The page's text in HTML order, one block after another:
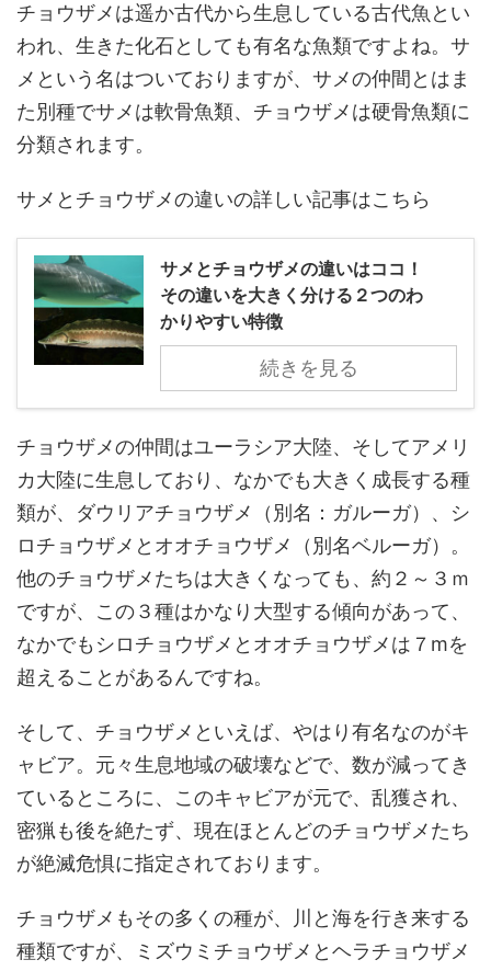
チョウザメは遥か古代から生息している古代魚とい
われ、生きた化石としても有名な魚類ですよね。サ
メという名はついておりますが、サメの仲間とはま
た別種でサメは軟骨魚類、チョウザメは硬骨魚類に
分類されます。
サメとチョウザメの違いの詳しい記事はこちら
サメとチョウザメの違いはココ！
その違いを大きく分ける２つのわ
かりやすい特徴
続きを見る
チョウザメの仲間はユーラシア大陸、そしてアメリ
カ大陸に生息しており、なかでも大きく成長する種
類が、ダウリアチョウザメ（別名：ガルーガ）、シ
ロチョウザメとオオチョウザメ（別名ベルーガ）。
他のチョウザメたちは大きくなっても、約２～３ｍ
ですが、この３種はかなり大型する傾向があって、
なかでもシロチョウザメとオオチョウザメは７mを
超えることがあるんですね。
そして、チョウザメといえば、やはり有名なのがキ
ャビア。元々生息地域の破壊などで、数が減ってき
ているところに、このキャビアが元で、乱獲され、
密猟も後を絶たず、現在ほとんどのチョウザメたち
が絶滅危惧に指定されております。
チョウザメもその多くの種が、川と海を行き来する
種類ですが、ミズウミチョウザメとヘラチョウザメ